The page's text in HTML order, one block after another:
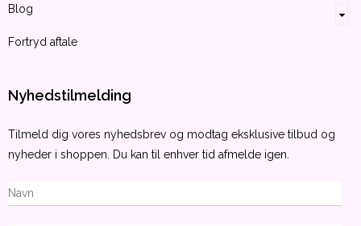
Blog
Fortryd aftale
Nyhedstilmelding
Tilmeld dig vores nyhedsbrev og modtag eksklusive tilbud og
nyheder i shoppen. Du kan til enhver tid afmelde igen.